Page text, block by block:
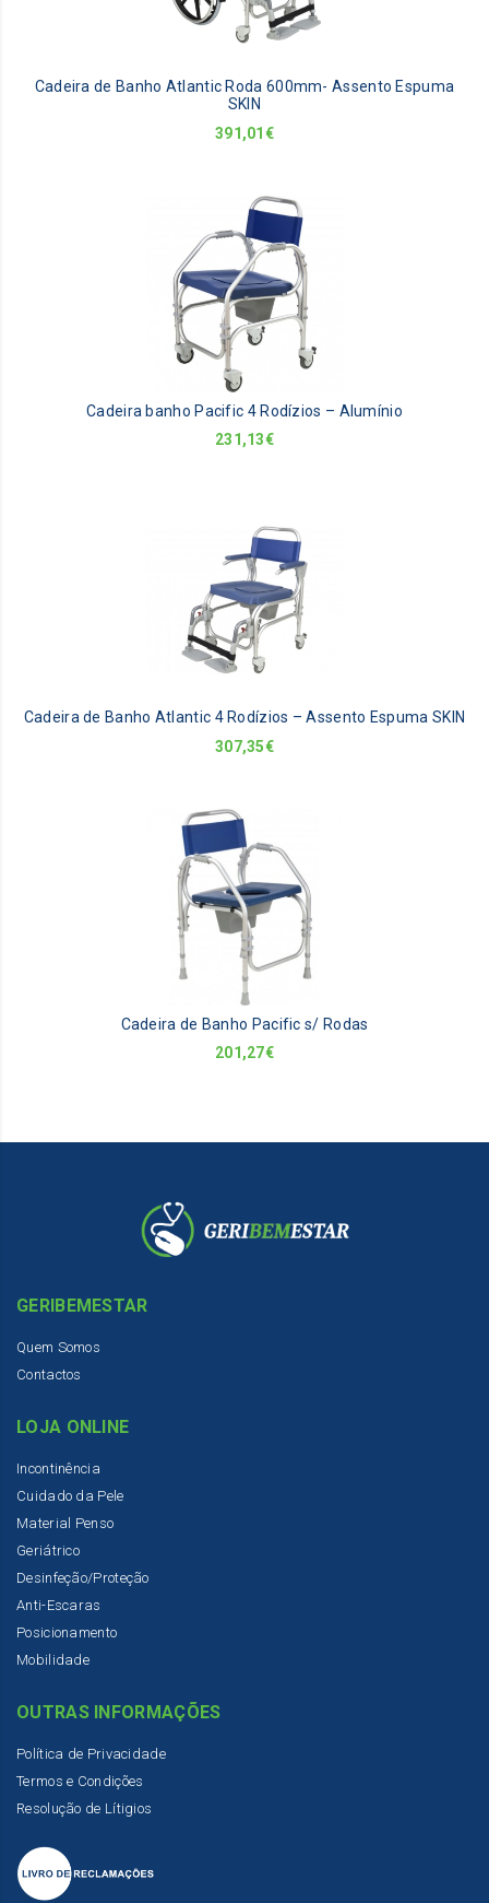
Cadeira de Banho Atlantic Roda 600mm- Assento Espuma
SKIN
391,01 €
Cadeira banho Pacific 4 Rodízios – Alumínio
231,13€
Cadeira de Banho Atlantic 4 Rodízios – Assento Espuma SKIN
307,35€
Cadeira de Banho Pacific s/ Rodas
201,27€
GERIBEMESTAR
Quem Somos
Contactos
LOJA ONLINE
Incontinência
Cuidado da Pele
Material Penso
Geriátrico
Desinfeção/Proteção
Anti-Escaras
Posicionamento
Mobilidade
OUTRAS INFORMAÇÕES
Política de Privacidade
Termos e Condições
Resolução de Lítigios